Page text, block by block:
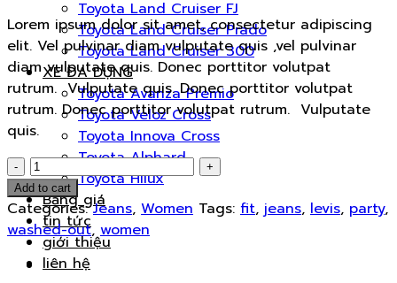
Toyota Land Cruiser FJ
Toyota Land Cruiser Prado
Toyota Land Cruiser 300
XE ĐA DỤNG
Toyota Avanza Premio
Toyota Veloz Cross
Toyota Innova Cross
Toyota Alphard
Toyota Hilux
Bảng giá
tin tức
giới thiệu
liên hệ
Lorem ipsum dolor sit amet, consectetur adipiscing
elit. Vel pulvinar diam vulputate quis ,vel pulvinar
diam vulputate quis. Donec porttitor volutpat
rutrum. Vulputate quis. Donec porttitor volutpat
rutrum. Donec porttitor volutpat rutrum. Vulputate
quis.
Lucy
Slim
Jeans
Noisy
May
quantity
Add to cart
Categories:Jeans, Women Tags: fit, jeans, levis, party,
washed-out, women